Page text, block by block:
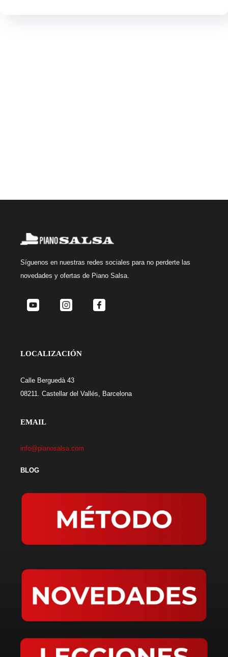
Síguenos en nuestras redes sociales para no perderte las
novedades y ofertas de Piano Salsa.
LOCALIZACIÓN
Calle Berguedà 43
08211. Castellar del Vallés, Barcelona
EMAIL
info@pianosalsa.com
BLOG